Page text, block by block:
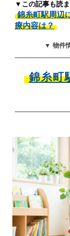
▼この記事も読
錦糸町駅周辺
療内容は？
▼ 物件
錦糸町